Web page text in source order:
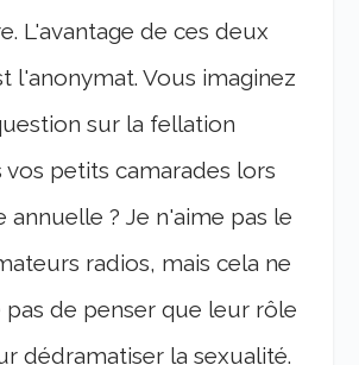
L'avantage de ces deux
l'anonymat. Vous imaginez
sur la fellation
petits camarades lors
annuelle ? Je n'aime pas le
radios, mais cela ne
de penser que leur rôle
dédramatiser la sexualité.